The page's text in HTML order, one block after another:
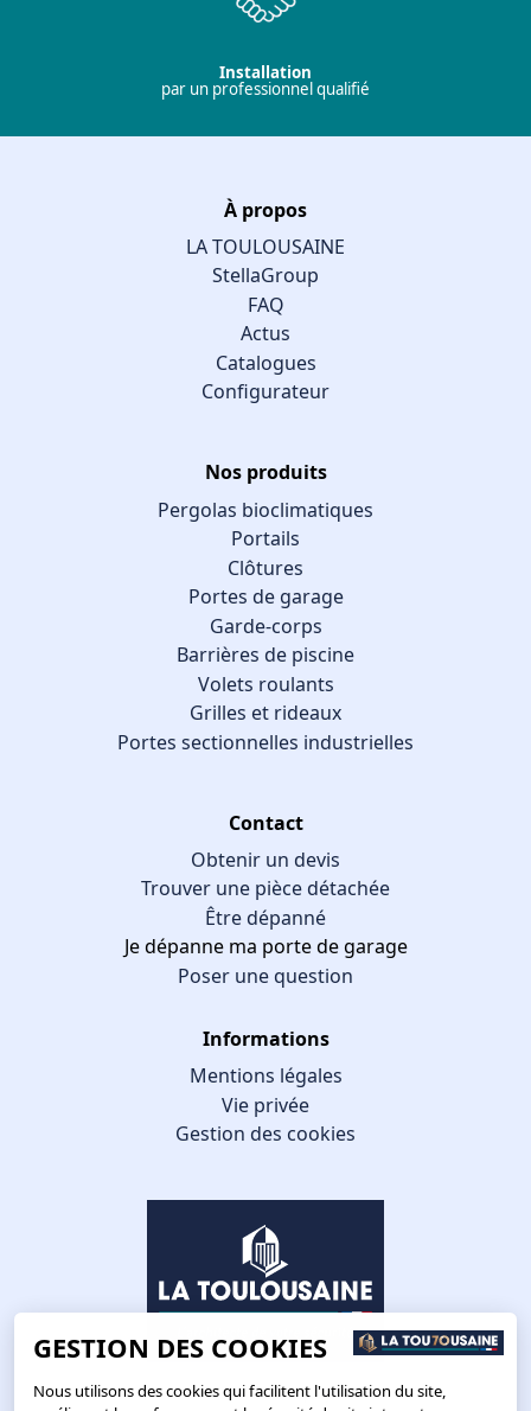
Installation
par un professionnel qualifié
À propos
LA TOULOUSAINE
StellaGroup
FAQ
Actus
Catalogues
Configurateur
Nos produits
Pergolas bioclimatiques
Portails
Clôtures
Portes de garage
Garde-corps
Barrières de piscine
Volets roulants
Grilles et rideaux
Portes sectionnelles industrielles
Contact
Obtenir un devis
Trouver une pièce détachée
Être dépanné
Je dépanne ma porte de garage
Poser une question
Informations
Mentions légales
Vie privée
Gestion des cookies
GESTION DES COOKIES
Nous utilisons des cookies qui facilitent l'utilisation du site,